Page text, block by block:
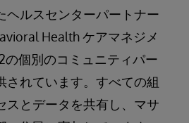
ヘルスセンターパートナー
Health ケアマネジメ
の個別のコミュニティパー
されています。すべての組
スとデータを共有し、マサ